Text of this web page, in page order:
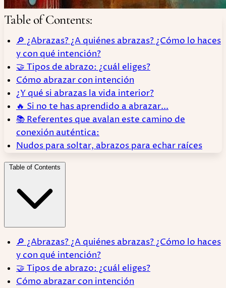
Table of Contents:
🔎 ¿Abrazas? ¿A quiénes abrazas? ¿Cómo lo haces
y con qué intención?
🤝 Tipos de abrazo: ¿cuál eliges?
Cómo abrazar con intención
¿Y qué si abrazas la vida interior?
🔥 Si no te has aprendido a abrazar...
📚 Referentes que avalan este camino de
conexión auténtica:
Nudos para soltar, abrazos para echar raíces
Table of Contents
🔎 ¿Abrazas? ¿A quiénes abrazas? ¿Cómo lo haces
y con qué intención?
🤝 Tipos de abrazo: ¿cuál eliges?
Cómo abrazar con intención